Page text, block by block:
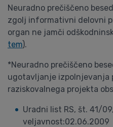
Neuradno prečiščeno
zgolj informativni delovni
organ ne jamči
tem).
*Neuradno prečiščeno
ugotavljanje izpolnjevanja
raziskovalnega projekta
Uradni list RS, št. 41/
veljavnost:02.06.2009